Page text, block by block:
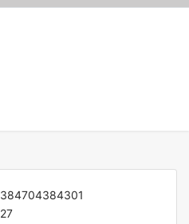
384704384301
27